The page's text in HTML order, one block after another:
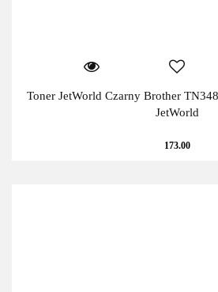
Toner JetWorld Czarny Brother
JetWorld
173.00